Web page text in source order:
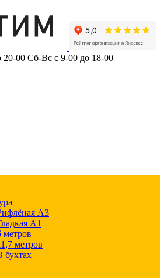
20-00 Сб-Вс с 9-00 до 18-00
А3
А1
метров
метров
бухтах